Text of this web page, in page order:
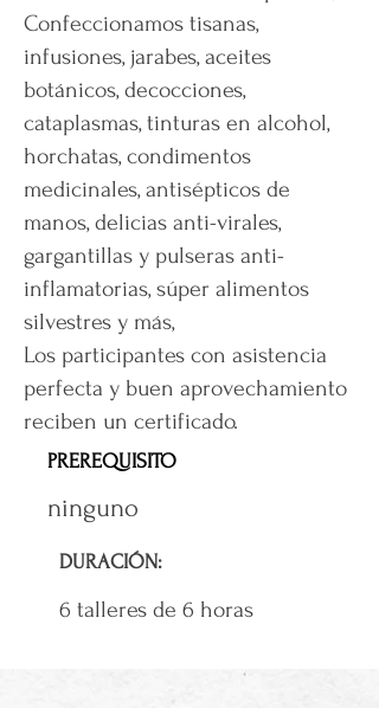
Confeccionamos tisanas,
infusiones, jarabes, aceites
botánicos, decocciones,
cataplasmas, tinturas en alcohol,
horchatas, condimentos
medicinales, antisépticos de
manos, delicias anti-virales,
gargantillas y pulseras anti-
inflamatorias, súper alimentos
silvestres y más,
Los participantes con asistencia
perfecta y buen aprovechamiento
reciben un certificado.
PREREQUISITO
ninguno
DURACIÓN:
6 talleres de 6 horas